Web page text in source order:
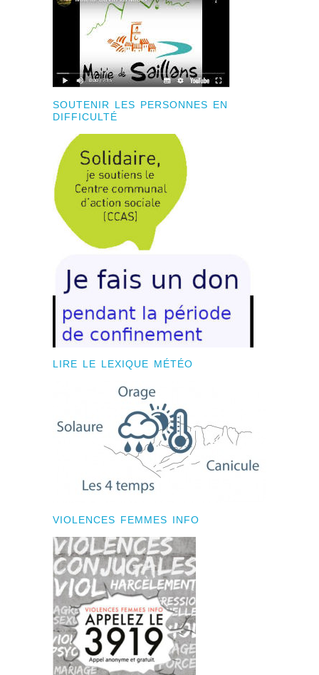
SOUTENIR LES PERSONNES EN
DIFFICULTÉ
LIRE LE LEXIQUE MÉTÉO
VIOLENCES FEMMES INFO